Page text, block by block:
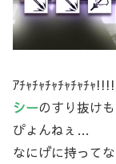
ｱﾁｬﾁｬﾁｬﾁｬﾁｬﾁｬ
シーのすり抜け
ぴょんねぇ…
なにげに持って